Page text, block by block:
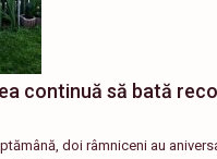
continuă să bată
doi râmniceni au